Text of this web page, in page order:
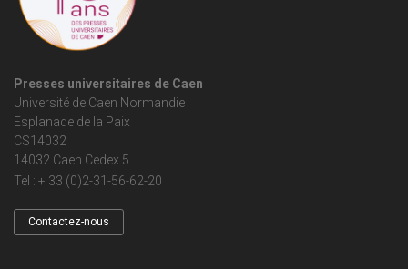
Presses universitaires de Caen
Université de Caen Normandie
Esplanade de la Paix
CS14032
14032 Caen Cedex 5
Tel : + 33 (0)2-31-56-62-20
Contactez-nous